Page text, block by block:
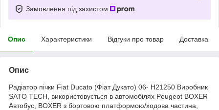
Замовлення під захистом
Опис Характеристики Відгуки про товар Доставка
Опис
Радіатор пічки Fiat Ducato (Фіат Дукато) 06- H21250 Виробник
SATO TECH, використовується в автомобілях Peugeot BOXER
Автобус, BOXER з бортовою платформою/ходова частина,